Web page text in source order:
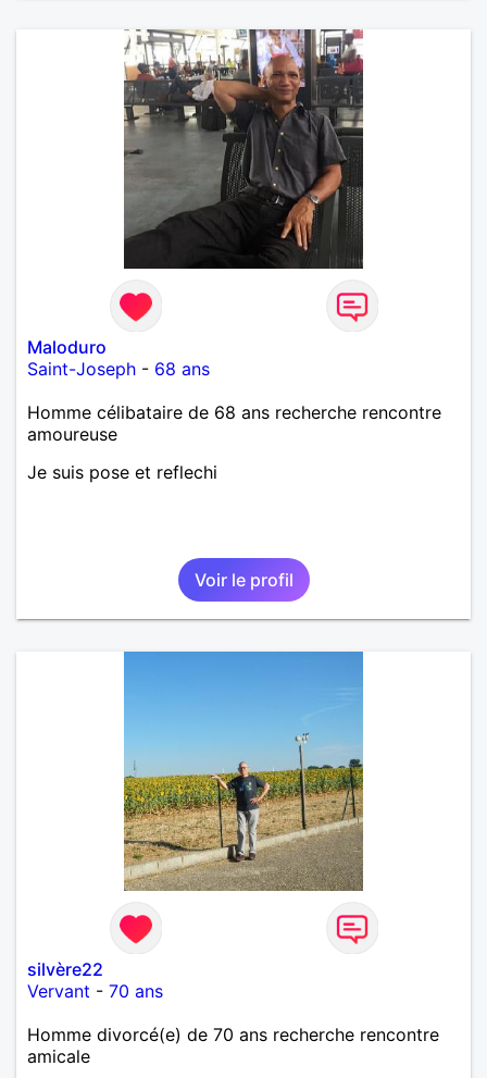
Maloduro
Saint-Joseph - 68 ans
Homme célibataire de 68 ans recherche rencontre
amoureuse
Je suis pose et reflechi
Voir le profil
silvère22
Vervant - 70 ans
Homme divorcé(e) de 70 ans recherche rencontre
amicale